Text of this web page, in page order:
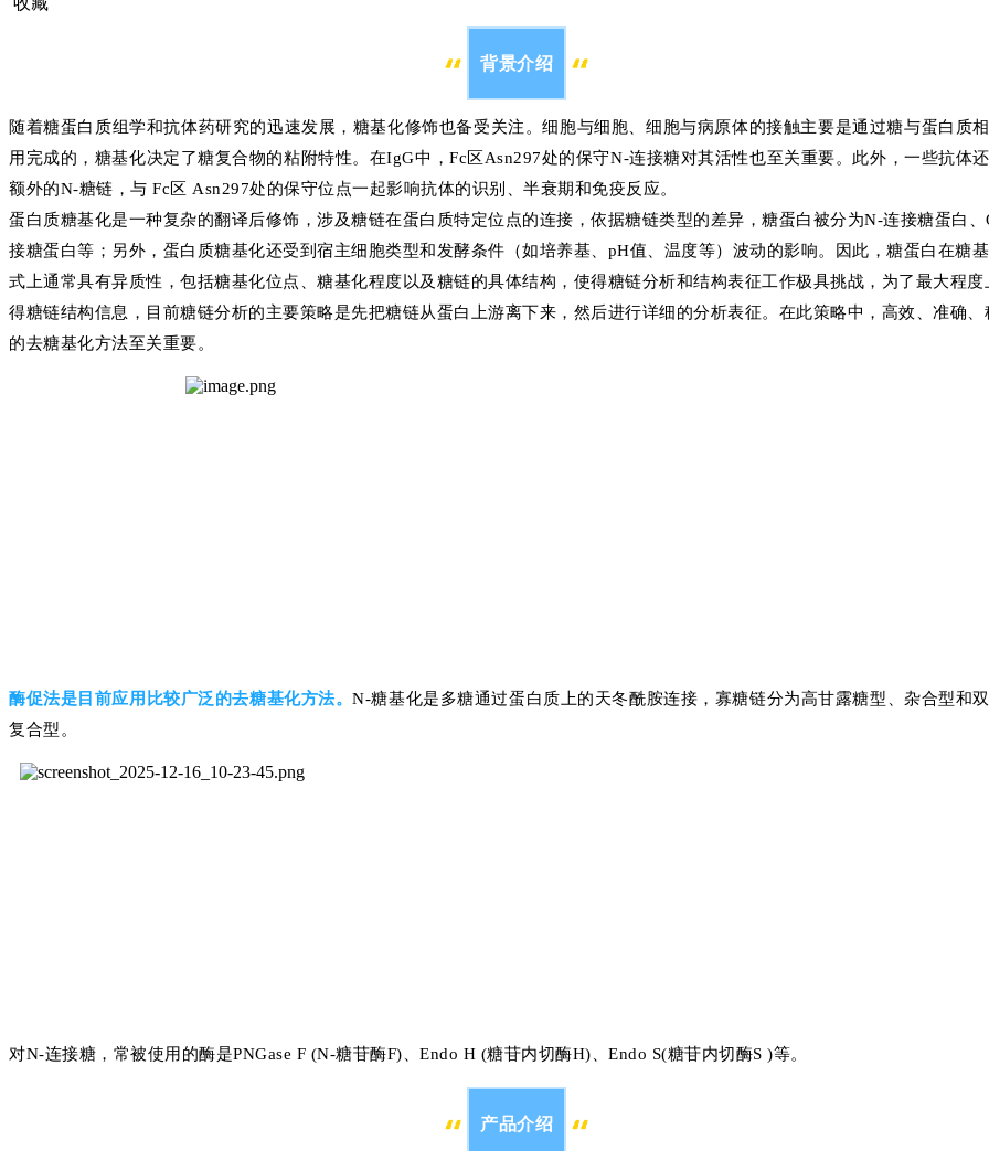
背景介绍
随着糖蛋白质组学和抗体药研究的迅速发展，糖基化修饰也备受关注。细胞与细胞、细胞与病原体的接触主要是通过糖与蛋白质
用完成的，糖基化决定了糖复合物的粘附特性。在IgG中，Fc区Asn297处的保守N-连接糖对其活性也至关重要。此外，一些抗体
额外的N-糖链，与 Fc区 Asn297处的保守位点一起影响抗体的识别、半衰期和免疫反应。
蛋白质糖基化是一种复杂的翻译后修饰，涉及糖链在蛋白质特定位点的连接，依据糖链类型的差异，糖蛋白被分为N-连接糖蛋白、
接糖蛋白等；另外，蛋白质糖基化还受到宿主细胞类型和发酵条件（如培养基、pH值、温度等）波动的影响。因此，糖蛋白在糖
式上通常具有异质性，包括糖基化位点、糖基化程度以及糖链的具体结构，使得糖链分析和结构表征工作极具挑战，为了最大程度
得糖链结构信息，目前糖链分析的主要策略是先把糖链从蛋白上游离下来，然后进行详细的分析表征。在此策略中，高效、准确、
的去糖基化方法至关重要。
酶促法是目前应用比较广泛的去糖基化方法。N-糖基化是多糖通过蛋白质上的天冬酰胺连接，寡糖链分为高甘露糖型、杂合型和
复合型。
对N-连接糖，常被使用的酶是PNGase F (N-糖苷酶F)、Endo H (糖苷内切酶H)、Endo S(糖苷内切酶S )等。
产品介绍